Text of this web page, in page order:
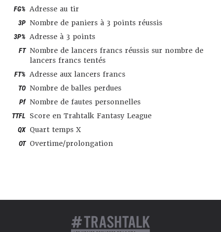
FG% Adresse au tir
3P Nombre de paniers à 3 points réussis
3P% Adresse à 3 points
FT Nombre de lancers francs réussis sur nombre de
lancers francs tentés
FT% Adresse aux lancers francs
TO Nombre de balles perdues
Pf Nombre de fautes personnelles
TTFL Score en Trahtalk Fantasy League
QX Quart temps X
OT Overtime/prolongation